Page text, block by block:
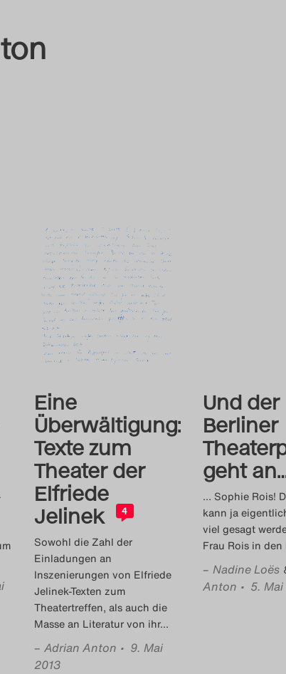
Eine
Überwältigung:
Texte zum
Theater der
Elfriede
Jelinek
4
Sowohl die Zahl der
Einladungen an
Inszenierungen von Elfriede
Jelinek-Texten zum
Theatertreffen, als auch die
Masse an Literatur von ihr…
– Adrian Anton • 9. Mai
2013
Und der
Berliner
geht
… Sophie Rois!
kann ja
viel gesagt
Frau Rois in
– Nadine Loës
Anton • 5.